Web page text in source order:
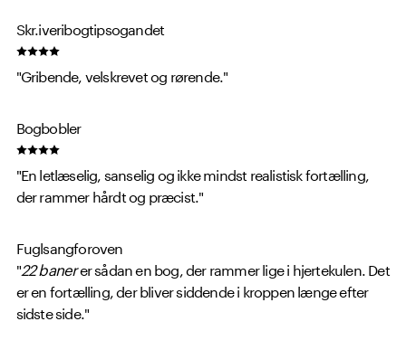
Skr.iveribogtipsogandet
"Gribende, velskrevet og rørende."
Bogbobler
"En letlæselig, sanselig og ikke mindst realistisk fortælling,
der rammer hårdt og præcist."
Fuglsangforoven
"22 banerer sådan en bog, der rammer lige i hjertekulen. Det
er en fortælling, der bliver siddende i kroppen længe efter
sidste side."